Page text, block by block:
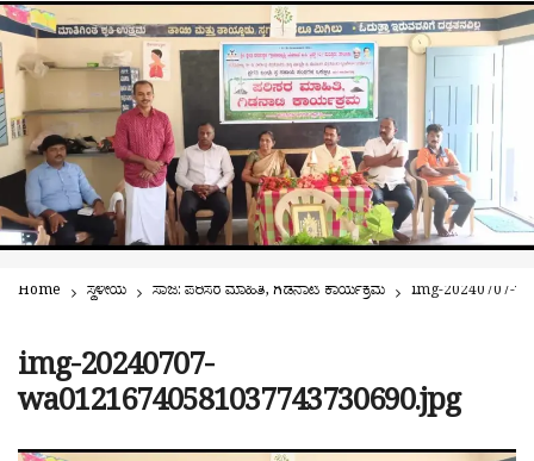
Home ಸ್ಥಳೀಯ ಸಾಜ: ಪರಿಸರ ಮಾಹಿತಿ, ಗಿಡನಾಟಿ ಕಾರ್ಯಕ್ರಮ img-20240707-
img-20240707-
wa01216740581037743730690.jpg